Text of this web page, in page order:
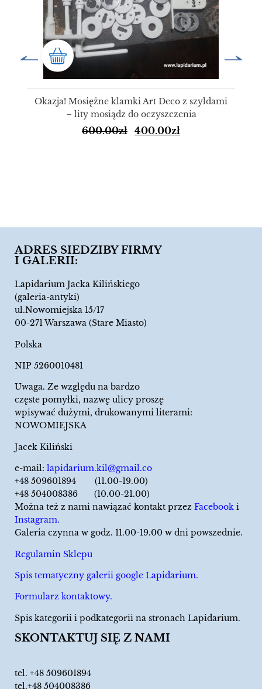
Okazja! Mosiężne klamki Art Deco z szyldami
– lity mosiądz do oczyszczenia
600.00zł 400.00zł
ADRES SIEDZIBY FIRMY
I GALERII:
Lapidarium Jacka Kilińskiego
(galeria-antyki)
ul.Nowomiejska 15/17
00-271 Warszawa (Stare Miasto)
Polska
NIP 5260010481
Uwaga. Ze względu na bardzo
częste pomyłki, nazwę ulicy proszę
wpisywać dużymi, drukowanymi literami:
NOWOMIEJSKA
Jacek Kiliński
e-mail: lapidarium.kil@gmail.co
+48 509601894 (11.00-19.00)
+48 504008386 (10.00-21.00)
Można też z nami nawiązać kontakt przez Facebook i
Instagram.
Galeria czynna w godz. 11.00-19.00 w dni powszednie.
Regulamin Sklepu
Spis tematyczny galerii google Lapidarium.
Formularz kontaktowy.
Spis kategorii i podkategorii na stronach Lapidarium.
SKONTAKTUJ SIĘ Z NAMI
tel. +48 509601894
tel.+48 504008386